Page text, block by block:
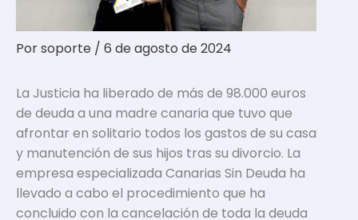
Porsoporte / 6 de agosto de 2024
La Justicia ha liberado de más de 98.000 euros
de deuda a una madre canaria que tuvo que
afrontar en solitario todos los gastos de su casa
y manutención de sus hijos tras su divorcio. La
empresa especializada Canarias Sin Deuda ha
llevado a cabo el procedimiento que ha
concluido con la cancelación de toda la deuda